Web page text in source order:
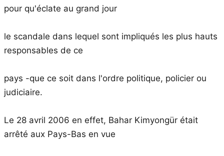
pour qu'éclate au grand jour
le scandale dans lequel sont impliqués les plus hauts
responsables de ce
pays -que ce soit dans l'ordre politique, policier ou
judiciaire.
Le 28 avril 2006 en effet, Bahar Kimyongür était
arrêté aux Pays-Bas en vue